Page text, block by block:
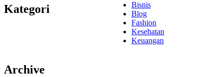
Kategori
Bisnis
Blog
Fashion
Kesehatan
Keuangan
Archive